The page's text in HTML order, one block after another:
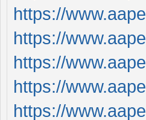
https://
https://
https://
https://
https://